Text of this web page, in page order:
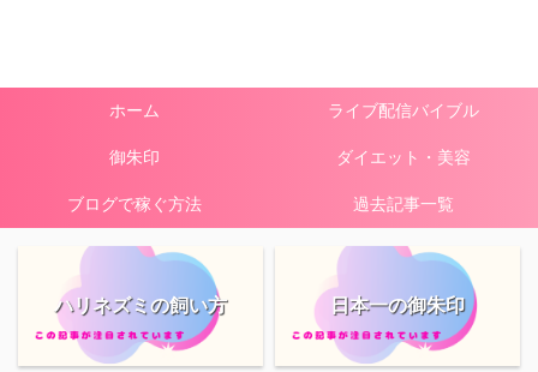
ホーム ライブ配信バイブル
御朱印 ダイエット・美容
ブログで稼ぐ方法 過去記事一覧
ハリネズミの飼い方 日本一の御朱印